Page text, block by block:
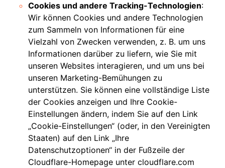
Cookies und andere Tracking-Technologien:
Wir können Cookies und andere Technologien
zum Sammeln von Informationen für eine
Vielzahl von Zwecken verwenden, z. B. um uns
Informationen darüber zu liefern, wie Sie mit
unseren Websites interagieren, und um uns bei
unseren Marketing-Bemühungen zu
unterstützen. Sie können eine vollständige Liste
der Cookies anzeigen und Ihre Cookie-
Einstellungen ändern, indem Sie auf den Link
„Cookie-Einstellungen“ (oder, in den Vereinigten
Staaten) auf den Link „Ihre
Datenschutzoptionen“ in der Fußzeile der
Cloudflare-Homepage unter cloudflare.com